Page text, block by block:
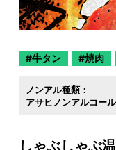
牛タン 焼肉
ノンアル種類：
アサヒノンアルコー
しゃぶしゃぶ